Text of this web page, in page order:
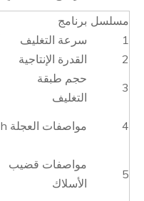
مسلسل برنامج
1
سرعة التغليف
2
القدرة الإنتاجية
3
حجم طبقة
التغليف
4 مواصفات العجلة h
5
مواصفات قضيب
الأسلاك